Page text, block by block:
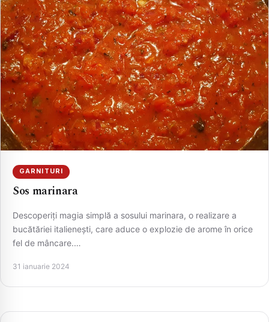
GARNITURI
Sos marinara
Descoperiți magia simplă a sosului marinara, o realizare a
bucătăriei italienești, care aduce o explozie de arome în orice
fel de mâncare.…
31 ianuarie 2024